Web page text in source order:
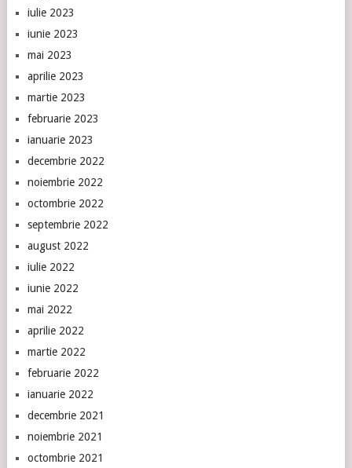
iulie 2023
iunie 2023
mai 2023
aprilie 2023
martie 2023
februarie 2023
ianuarie 2023
decembrie 2022
noiembrie 2022
octombrie 2022
septembrie 2022
august 2022
iulie 2022
iunie 2022
mai 2022
aprilie 2022
martie 2022
februarie 2022
ianuarie 2022
decembrie 2021
noiembrie 2021
octombrie 2021